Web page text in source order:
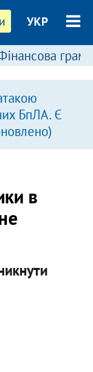
УКР
БпЛА. Є
в